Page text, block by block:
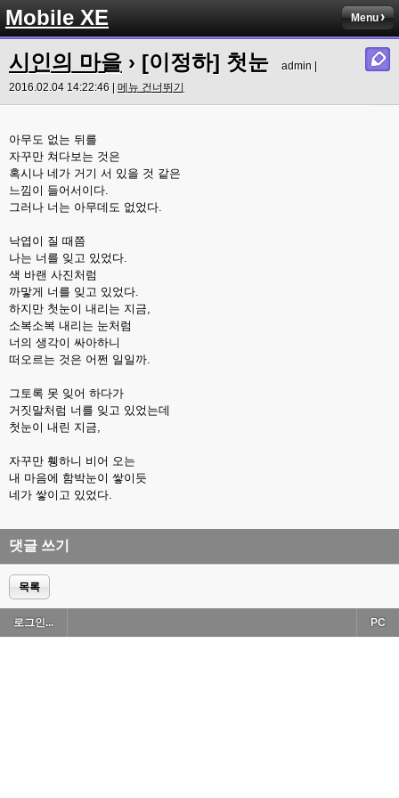
Mobile XE Menu
시인의 마을 › [이정하] 첫눈
admin |
2016.02.04 14:22:46 | 메뉴 건너뛰기
아무도 없는 뒤를
자꾸만 쳐다보는 것은
혹시나 네가 거기 서 있을 것 같은
느낌이 들어서이다.
그러나 너는 아무데도 없었다.
낙엽이 질 때쯤
나는 너를 잊고 있었다.
색 바랜 사진처럼
까맣게 너를 잊고 있었다.
하지만 첫눈이 내리는 지금,
소복소복 내리는 눈처럼
너의 생각이 싸아하니
떠오르는 것은 어쩐 일일까.
그토록 못 잊어 하다가
거짓말처럼 너를 잊고 있었는데
첫눈이 내린 지금,
자꾸만 휑하니 비어 오는
내 마음에 함박눈이 쌓이듯
네가 쌓이고 있었다.
댓글 쓰기
목록
로그인... PC